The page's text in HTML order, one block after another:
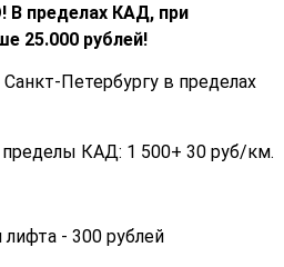
пределах КАД, при
25.000 рублей!
Петербургу в пределах
КАД: 1 500+ 30 руб/км.
лифта - 300 рублей